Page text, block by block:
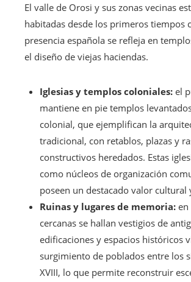
El valle de Orosi y sus zonas vecinas
habitadas desde los primeros tiempos
presencia española se refleja en
el diseño de viejas haciendas.
Iglesias y templos coloniales: el
mantiene en pie templos
colonial, que ejemplifican la
tradicional, con retablos, plazas y
constructivos heredados. Estas
como núcleos de organización
poseen un destacado valor cultural
Ruinas y lugares de memoria: en
cercanas se hallan vestigios de
edificaciones y espacios históricos
surgimiento de poblados entre los
XVIII, lo que permite reconstruir